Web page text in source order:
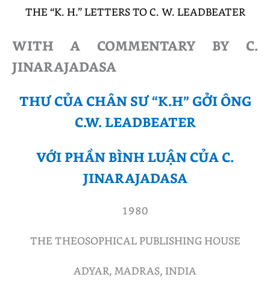
THE “K. H.” LETTERS TO C. W. LEADBEATER
WITH A COMMENTARY BY C.
JINARAJADASA
THƯ CỦA CHÂN SƯ “K.H” GỞI ÔNG
C.W. LEADBEATER
VỚI PHẦN BÌNH LUẬN CỦA C.
JINARAJADASA
1980
THE THEOSOPHICAL PUBLISHING HOUSE
ADYAR, MADRAS, INDIA